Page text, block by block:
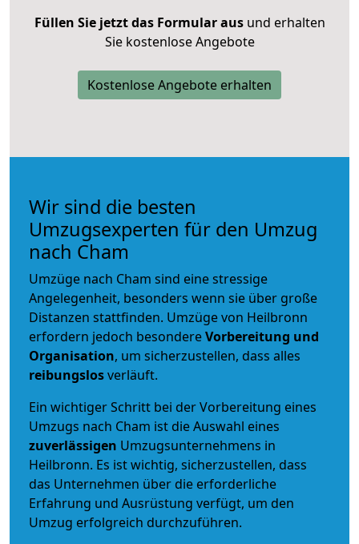
Füllen Sie jetzt das Formular ausund erhalten
Sie kostenlose Angebote
Kostenlose Angebote erhalten
Wir sind die besten
Umzugsexperten für den Umzug
nach Cham
Umzüge nach Cham sind eine stressige
Angelegenheit, besonders wenn sie über große
Distanzen stattfinden. Umzüge von Heilbronn
erfordern jedoch besondereVorbereitung und
Organisation, um sicherzustellen, dass alles
reibungslosverläuft.
Ein wichtiger Schritt bei der Vorbereitung eines
Umzugs nach Cham ist die Auswahl eines
zuverlässigen Umzugsunternehmens in
Heilbronn. Es ist wichtig, sicherzustellen, dass
das Unternehmen über die erforderliche
Erfahrung und Ausrüstung verfügt, um den
Umzug erfolgreich durchzuführen.